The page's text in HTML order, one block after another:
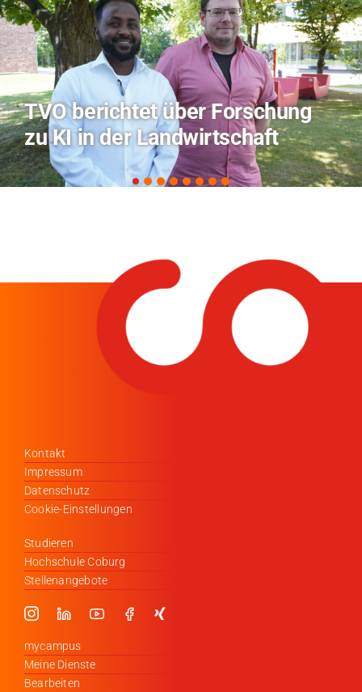
Hitze-Aktionstag: Hochschule
Coburg im Radio Bamberg
Kontakt
Impressum
Datenschutz
Cookie-Einstellungen
Studieren
Hochschule Coburg
Stellenangebote
mycampus
Meine Dienste
Bearbeiten